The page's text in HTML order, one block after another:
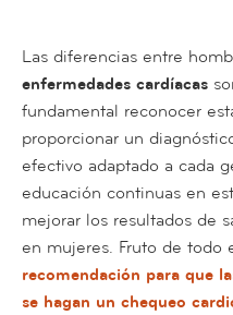
Las diferencias entre
enfermedades cardíacas
fundamental reconocer
proporcionar un
efectivo adaptado a cada
educación continuas en
mejorar los resultados de
en mujeres. Fruto de todo
recomendación para que
se hagan un chequeo